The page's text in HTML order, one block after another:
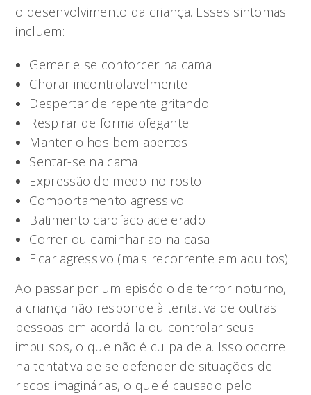
o desenvolvimento da criança. Esses sintomas
incluem:
Gemer e se contorcer na cama
Chorar incontrolavelmente
Despertar de repente gritando
Respirar de forma ofegante
Manter olhos bem abertos
Sentar-se na cama
Expressão de medo no rosto
Comportamento agressivo
Batimento cardíaco acelerado
Correr ou caminhar ao na casa
Ficar agressivo (mais recorrente em adultos)
Ao passar por um episódio de terror noturno,
a criança não responde à tentativa de outras
pessoas em acordá-la ou controlar seus
impulsos, o que não é culpa dela. Isso ocorre
na tentativa de se defender de situações de
riscos imaginárias, o que é causado pelo